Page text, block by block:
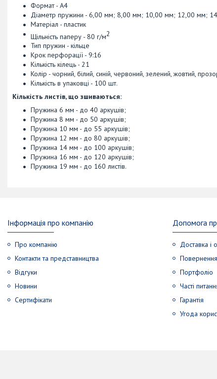
Формат - А4
Діаметр пружини - 6,00 мм; 8,00 мм; 10,00 мм; 12,00 мм;
Матеріал - пластик
Щільність паперу - 80 г/м2
Тип пружин - кільце
Крок перфорації - 9:16
Кількість кілець - 21
Колір - чорний, білий, синій, червоний, зелений, жовтий,
Кількість в упаковці - 100 шт.
Кількість листів, що зшиваються:
Пружина 6 мм - до 40 аркушів;
Пружина 8 мм - до 50 аркушів;
Пружина 10 мм - до 55 аркушів;
Пружина 12 мм - до 80 аркушів;
Пружина 14 мм - до 100 аркушів;
Пружина 16 мм - до 120 аркушів;
Пружина 19 мм - до 160 листів.
Інформація про компанію
Про компанію
Контакти та представництва
Відгуки
Новини
Сертифікати
Допомога
Доставка і
Портфоліо
Часті
Гарантія
Угода